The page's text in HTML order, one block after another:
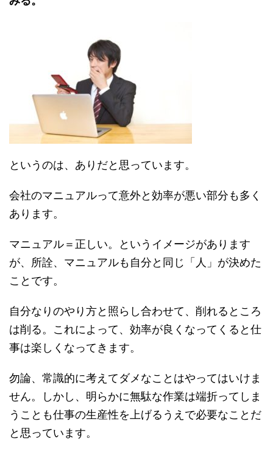
というのは、ありだと思っています。
会社のマニュアルって意外と効率が悪い部分も多く
あります。
マニュアル＝正しい。というイメージがあります
が、所詮、マニュアルも自分と同じ「人」が決めた
ことです。
自分なりのやり方と照らし合わせて、削れるところ
は削る。これによって、効率が良くなってくると仕
事は楽しくなってきます。
勿論、常識的に考えてダメなことはやってはいけま
せん。しかし、明らかに無駄な作業は端折ってしま
うことも仕事の生産性を上げるうえで必要なことだ
と思っています。